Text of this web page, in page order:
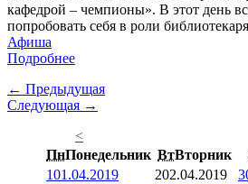
кафедрой – чемпионы». В этот день
попробовать себя в роли
Афиша
Подробнее
← Предыдущая
Следующая →
<
ПнПонедельник ВтВторник
101.04.2019 202.04.2019 3